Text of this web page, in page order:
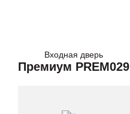
Входная дверь
Премиум PREM029